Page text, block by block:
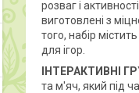
розваг і
виготовлені з
того, набір
для ігор.
ІНТЕРАКТИВНІ
та м'яч, який під